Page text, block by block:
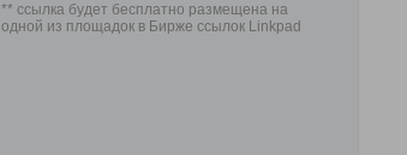
** ссылка будет бесплатно размещена на
одной из площадок в Бирже ссылок Linkpad